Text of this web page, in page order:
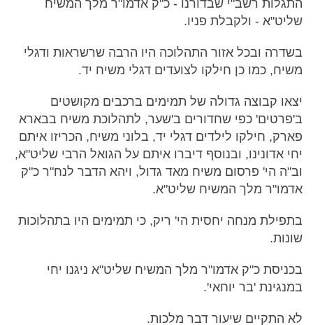
התגלות רשב"י שבדורנו - כ"ק אדמו"ר מלך המשיח
שליט"א - ולקבלת פניו.
בשדרה ובכל אזור התהלוכה היו הרבה שרשראות ודגלי
משיח, כמו כן חילקו לצועדים דגלי משיח יד.
יצאו קבוצה גדולה של תמימים ברכבים מקושטים
ב'פרטים' כפי שחדורים ב'שער, לתהלוכת משיח בבארא
פארק, חילקו לילדים דגלי יד, בלוני משיח, הכריזו איתם
יחי אדונינו, ובנוסף דיברו איתם על הגואל הרבי שליט"א,
וב"ה הי' פרסום משיח מאד גדול, ויהא הדבר לנח"ר כ"ק
אדמו"ר מלך המשיח שליט"א.
בתפילת מנחה יחסית הי' ריק, כי תמימים היו בתהלוכות
שונות.
בכניסת כ"ק אדמו"ר מלך המשיח שליט"א ניגנו יחי
במנגינת 'בר יוחאי'.
לא התקיים שיעור דבר מלכות.